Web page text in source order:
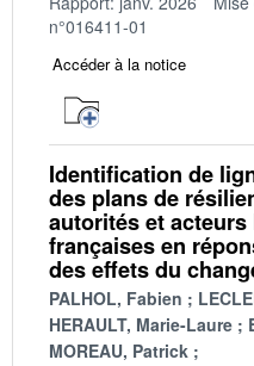
n°016411-01
Accéder à la notice
Identification de
des plans de
autorités et
françaises en
des effets du
PALHOL, Fabien
HERAULT, Marie-Laure
MOREAU, Patrick